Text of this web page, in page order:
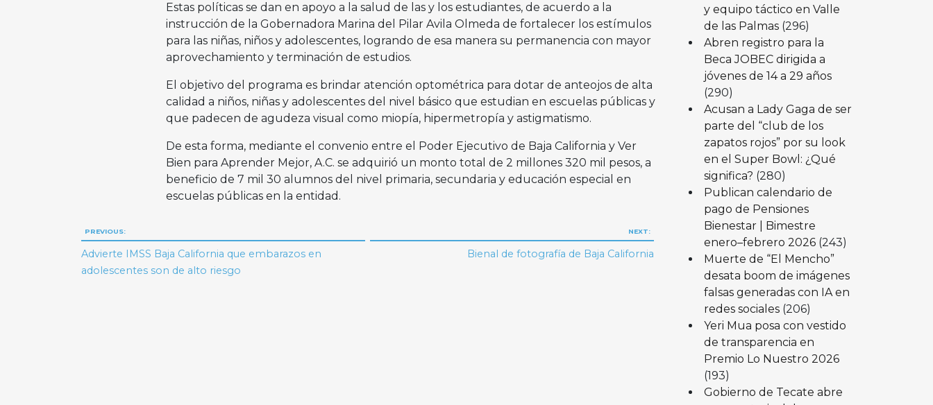
Estas políticas se dan en apoyo a la salud de las y los estudiantes, de acuerdo a la
instrucción de la Gobernadora Marina del Pilar Avila Olmeda de fortalecer los estímulos
para las niñas, niños y adolescentes, logrando de esa manera su permanencia con mayor
aprovechamiento y terminación de estudios.
El objetivo del programa es brindar atención optométrica para dotar de anteojos de alta
calidad a niños, niñas y adolescentes del nivel básico que estudian en escuelas públicas y
que padecen de agudeza visual como miopía, hipermetropía y astigmatismo.
De esta forma, mediante el convenio entre el Poder Ejecutivo de Baja California y Ver
Bien para Aprender Mejor, A.C. se adquirió un monto total de 2 millones 320 mil pesos, a
beneficio de 7 mil 30 alumnos del nivel primaria, secundaria y educación especial en
escuelas públicas en la entidad.
Navegación
de
PREVIOUS:
Advierte IMSS Baja California que embarazos en
adolescentes son de alto riesgo
NEXT:
Bienal de fotografía de Baja California
y equipo táctico en Valle
de las Palmas (296)
Abren registro para la
Beca JOBEC dirigida a
jóvenes de 14 a 29 años
(290)
Acusan a Lady Gaga de ser
parte del “club de los
zapatos rojos” por su look
en el Super Bowl: ¿Qué
significa? (280)
Publican calendario de
pago de Pensiones
Bienestar | Bimestre
enero–febrero 2026 (243)
Muerte de “El Mencho”
desata boom de imágenes
falsas generadas con IA en
redes sociales (206)
Yeri Mua posa con vestido
de transparencia en
Premio Lo Nuestro 2026
(193)
Gobierno de Tecate abre